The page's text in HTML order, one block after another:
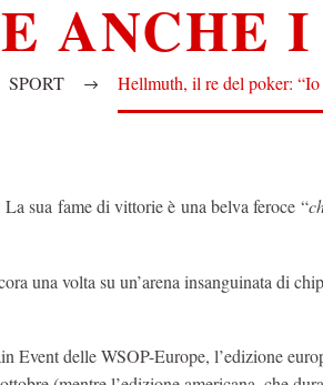
ANCHE
SPORT Hellmuth, il re del poker:
sua fame di vittorie è una belva feroce “
una volta su un’arena insanguinata di
Event delle WSOP-Europe, l’edizione